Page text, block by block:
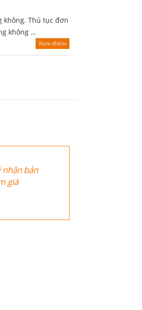
không. Thủ tục đơn
không …
Xem thêm
nhận bản
giá